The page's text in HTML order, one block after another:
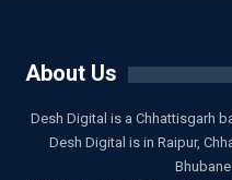
About Us
Desh Digital is a Chhattisgarh
Desh Digital is in Raipur,